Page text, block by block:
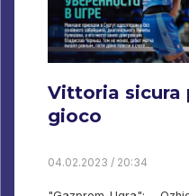
Vittoria sicura
gioco
04.02.2023 / 20:34